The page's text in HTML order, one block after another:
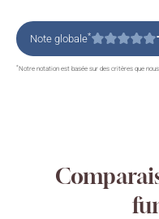
Note globale*
*Notre notation est basée sur des critères que